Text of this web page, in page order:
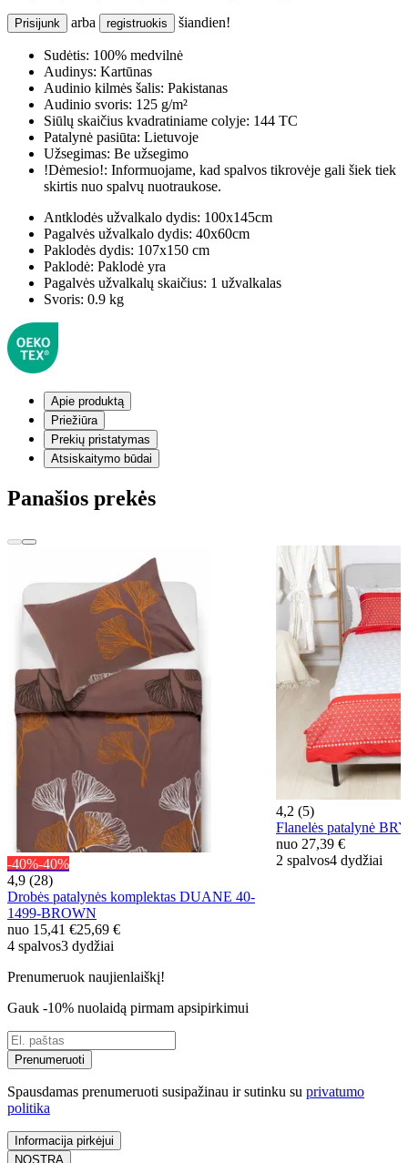
Prisijunk arba registruokis šiandien!
Sudėtis: 100% medvilnė
Audinys: Kartūnas
Audinio kilmės šalis: Pakistanas
Audinio svoris: 125 g/m²
Siūlų skaičius kvadratiniame colyje: 144 TC
Patalynė pasiūta: Lietuvoje
Užsegimas: Be užsegimo
!Dėmesio!: Informuojame, kad spalvos tikrovėje gali šiek tiek
skirtis nuo spalvų nuotraukose.
Antklodės užvalkalo dydis: 100x145cm
Pagalvės užvalkalo dydis: 40x60cm
Paklodės dydis: 107x150 cm
Paklodė: Paklodė yra
Pagalvės užvalkalų skaičius: 1 užvalkalas
Svoris: 0.9 kg
Apie produktą
Priežiūra
Prekių pristatymas
Atsiskaitymo būdai
Panašios prekės
-40%-40%
4,9 (28)
Drobės patalynės komplektas DUANE 40-
1499-BROWN
nuo 15,41 €25,69 €
4 spalvos3 dydžiai
4,2 (5)
Flanelės patalynė
nuo 27,39 €
2 spalvos4 dydžiai
Prenumeruok naujienlaiškį!
Gauk -10% nuolaidą pirmam apsipirkimui
Prenumeruoti
Spausdamas prenumeruoti susipažinau ir sutinku su privatumo
politika
Informacija pirkėjui
NOSTRA